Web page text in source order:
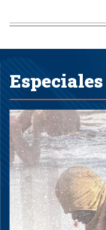
Especiales